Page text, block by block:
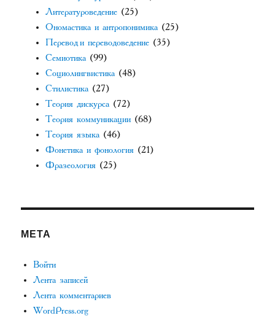
Литературоведение (25)
Ономастика и антропонимика (25)
Перевод и переводоведение (35)
Семиотика (99)
Социолингвистика (48)
Стилистика (27)
Теория дискурса (72)
Теория коммуникации (68)
Теория языка (46)
Фонетика и фонология (21)
Фразеология (25)
МЕТА
Войти
Лента записей
Лента комментариев
WordPress.org